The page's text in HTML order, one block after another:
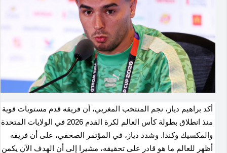
أكد براهيم دياز، نجم المنتخب المغربي، أن فريقه قدم مستويات قوية
منذ انطلاق بطولة كأس العالم لكرة القدم 2026 في الولايات المتحدة
والمكسيك وكندا. وشدد دياز، في المؤتمر الصحفي، على أن فريقه
أظهر للعالم ما هو قادر على تحقيقه، مشيرا إلى أن الهدف الآن يكمن